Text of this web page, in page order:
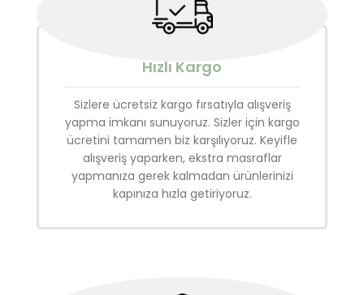
Hızlı Kargo
Sizlere ücretsiz kargo fırsatıyla alışveriş
yapma imkanı sunuyoruz. Sizler için kargo
ücretini tamamen biz karşılıyoruz. Keyifle
alışveriş yaparken, ekstra masraflar
yapmanıza gerek kalmadan ürünlerinizi
kapınıza hızla getiriyoruz.